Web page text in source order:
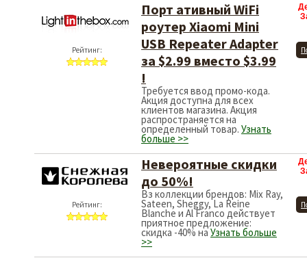
Рейтинг:
Порт ативный WiFi
роутер Xiaomi Mini
USB Repeater Adapter
за $2.99 вместо $3.99
!
Требуется ввод промо-кода.
Акция доступна для всех
клиентов магазина. Акция
распространяется на
определенный товар. Узнать
больше >>
Рейтинг:
Невероятные скидки
до 50%!
Bз коллекции брендов: Mix Ray,
Sateen, Sheggy, La Reine
Blanche и Al Franco действует
приятное предложение:
скидка -40% наУзнать больше
>>